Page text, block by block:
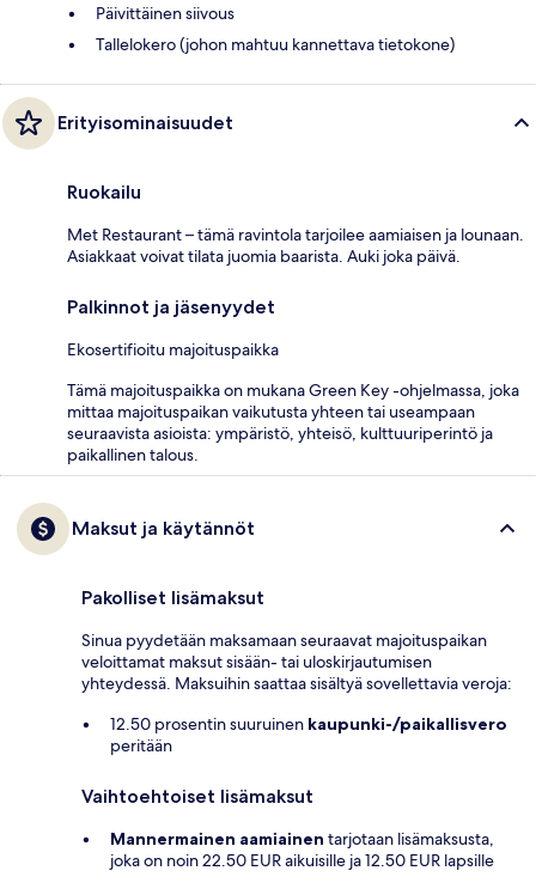
Päivittäinen siivous
Tallelokero (johon mahtuu kannettava tietokone)
Erityisominaisuudet
Ruokailu
Met Restaurant – tämä ravintola tarjoilee aamiaisen ja lounaan.
Asiakkaat voivat tilata juomia baarista. Auki joka päivä.
Palkinnot ja jäsenyydet
Ekosertifioitu majoituspaikka
Tämä majoituspaikka on mukana Green Key -ohjelmassa, joka
mittaa majoituspaikan vaikutusta yhteen tai useampaan
seuraavista asioista: ympäristö, yhteisö, kulttuuriperintö ja
paikallinen talous.
Maksut ja käytännöt
Pakolliset lisämaksut
Sinua pyydetään maksamaan seuraavat majoituspaikan
veloittamat maksut sisään- tai uloskirjautumisen
yhteydessä. Maksuihin saattaa sisältyä sovellettavia veroja:
12.50 prosentin suuruinen kaupunki-/paikallisvero
peritään
Vaihtoehtoiset lisämaksut
Mannermainen aamiainen tarjotaan lisämaksusta,
joka on noin 22.50 EUR aikuisille ja 12.50 EUR lapsille